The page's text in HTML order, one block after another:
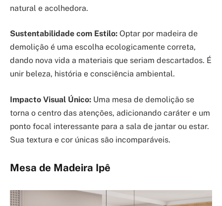
natural e acolhedora.
Sustentabilidade com Estilo: Optar por madeira de
demolição é uma escolha ecologicamente correta,
dando nova vida a materiais que seriam descartados. É
unir beleza, história e consciência ambiental.
Impacto Visual Único: Uma mesa de demolição se
torna o centro das atenções, adicionando caráter e um
ponto focal interessante para a sala de jantar ou estar.
Sua textura e cor únicas são incomparáveis.
Mesa de Madeira Ipê